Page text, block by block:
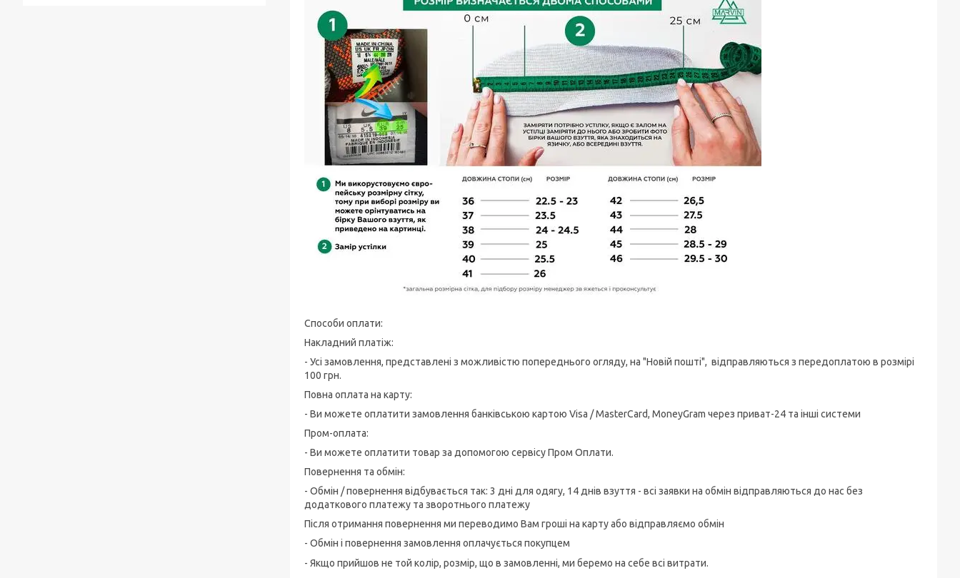
Способи оплати:
Накладний платіж:
- Усі замовлення, представлені з можливістю попереднього огляду, на "Новій пошті", відправляються з передоплатою в розмірі
100 грн.
Повна оплата на карту:
- Ви можете оплатити замовлення банківською картою Visa / MasterCard, MoneyGram через приват-24 та інші системи
Пром-оплата:
- Ви можете оплатити товар за допомогою сервісу Пром Оплати.
Повернення та обмін:
- Обмін / повернення відбувається так: 3 дні для одягу, 14 днів взуття - всі заявки на обмін відправляються до нас без
додаткового платежу та зворотнього платежу
Після отримання повернення ми переводимо Вам гроші на карту або відправляємо обмін
- Обмін і повернення замовлення оплачується покупцем
- Якщо прийшов не той колір, розмір, що в замовленні, ми беремо на себе всі витрати.